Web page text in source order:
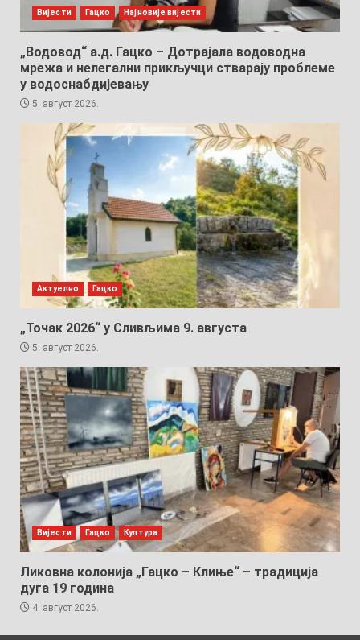
Вијести Гацко Најновије вијести
„Водовод“ а.д. Гацко – Дотрајала водоводна
мрежа и нелегални прикључци стварају проблеме
у водоснабдијевању
5. август 2026.
Актуелно Гацко
„Точак 2026“ у Сливљима 9. августа
5. август 2026.
Вијести Гацко Култура
Ликовна колонија „Гацко – Клиње“ – традиција
дуга 19 година
4. август 2026.